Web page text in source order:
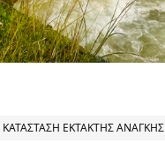
ΚΑΤΑΣΤΑΣΗ ΕΚΤΑΚΤΗΣ ΑΝΑΓΚΗΣ